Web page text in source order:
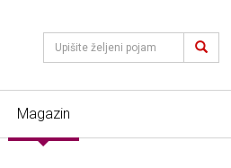
Magazin